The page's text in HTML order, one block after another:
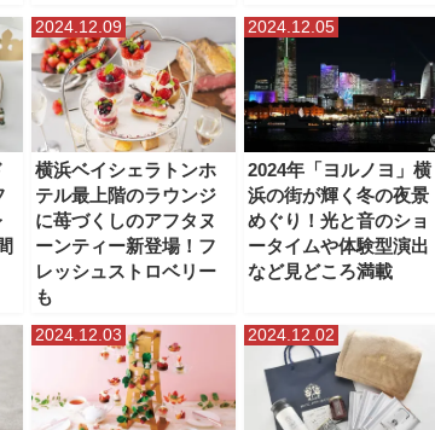
2024.12.09
横浜ベイシェラトンホ
テル最上階のラウンジ
に苺づくしのアフタヌ
ーンティー新登場！フ
レッシュストロベリー
も
2024.12.05
2024年「ヨルノヨ」横
浜の街が輝く冬の夜景
めぐり！光と音のショ
ータイムや体験型演出
など見どころ満載
2024.12.03 2024.12.02